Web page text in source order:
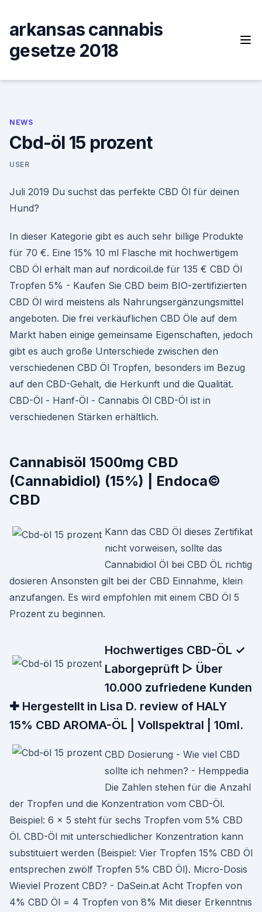
content
arkansas cannabis
gesetze 2018
NEWS
Cbd-öl 15 prozent
USER
Juli 2019 Du suchst das perfekte CBD Öl für deinen
Hund?
In dieser Kategorie gibt es auch sehr billige Produkte
für 70 €. Eine 15% 10 ml Flasche mit hochwertigem
CBD Öl erhält man auf nordicoil.de für 135 € CBD Öl
Tropfen 5% - Kaufen Sie CBD beim BIO-zertifizierten
CBD Öl wird meistens als Nahrungsergänzungsmittel
angeboten. Die frei verkäuflichen CBD Öle auf dem
Markt haben einige gemeinsame Eigenschaften, jedoch
gibt es auch große Unterschiede zwischen den
verschiedenen CBD Öl Tropfen, besonders im Bezug
auf den CBD-Gehalt, die Herkunft und die Qualität.
CBD-Öl - Hanf-Öl - Cannabis Öl CBD-Öl ist in
verschiedenen Stärken erhältlich.
Cannabisöl 1500mg CBD
(Cannabidiol) (15%) | Endoca©
CBD
Kann das CBD Öl dieses Zertifikat
nicht vorweisen, sollte das
Cannabidiol Öl bei CBD ÖL richtig
dosieren Ansonsten gilt bei der CBD Einnahme, klein
anzufangen. Es wird empfohlen mit einem CBD Öl 5
Prozent zu beginnen.
Hochwertiges CBD-ÖL ✓
Laborgeprüft ▷ Über
10.000 zufriedene Kunden
✚ Hergestellt in Lisa D. review of HALY
15% CBD AROMA-ÖL | Vollspektral | 10ml.
CBD Dosierung - Wie viel CBD
sollte ich nehmen? - Hemppedia
Die Zahlen stehen für die Anzahl
der Tropfen und die Konzentration vom CBD-Öl.
Beispiel: 6 x 5 steht für sechs Tropfen vom 5% CBD
Öl. CBD-Öl mit unterschiedlicher Konzentration kann
substituiert werden (Beispiel: Vier Tropfen 15% CBD Öl
entsprechen zwölf Tropfen 5% CBD Öl). Micro-Dosis
Wieviel Prozent CBD? - DaSein.at Acht Tropfen von
4% CBD Öl = 4 Tropfen von 8% Mit dieser Erkenntnis